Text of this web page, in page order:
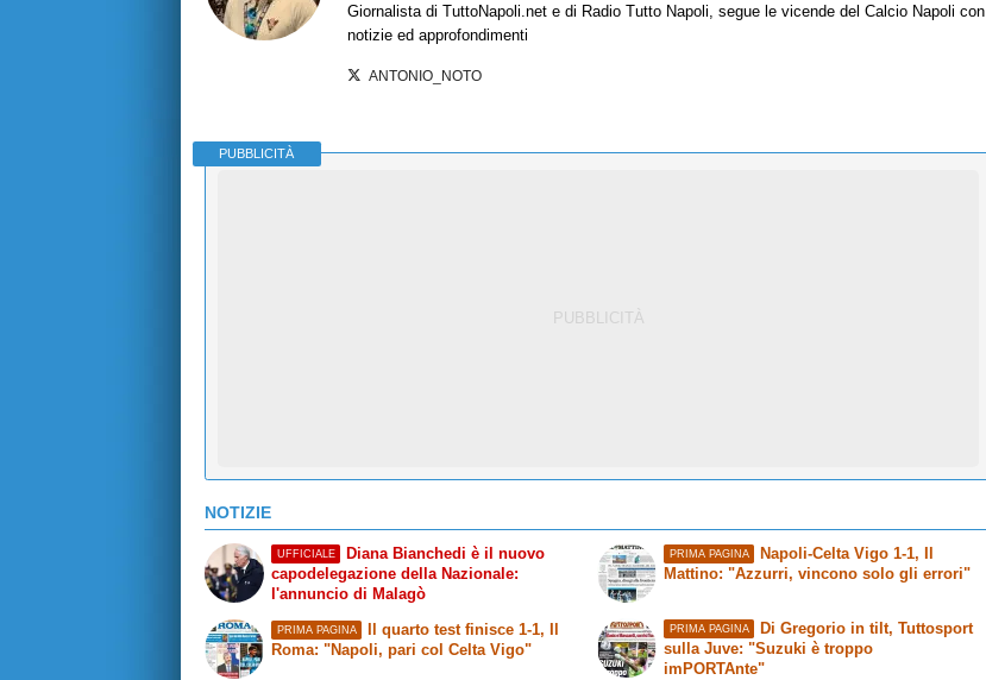
Giornalista di TuttoNapoli.net e di Radio Tutto Napoli, segue le vicende del Calcio Napoli con
notizie ed approfondimenti
ANTONIO_NOTO
PUBBLICITÀ
NOTIZIE
UFFICIALE
Diana Bianchedi è il nuovo
capodelegazione della Nazionale:
l'annuncio di Malagò
PRIMA PAGINA Il quarto test finisce 1-1,
Roma: "Napoli, pari col Celta Vigo"
PRIMA PAGINA Napoli-Celta Vigo 1-1,
Mattino: "Azzurri, vincono solo gli errori"
PRIMA PAGINA Di Gregorio in tilt, Tuttosport
sulla Juve: "Suzuki è troppo
imPORTAnte"